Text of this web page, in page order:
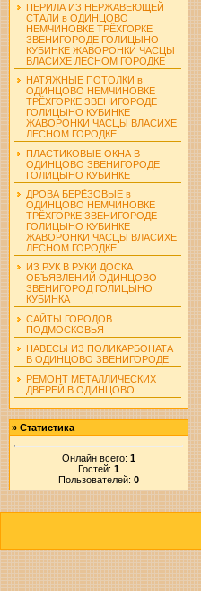
ПЕРИЛА ИЗ НЕРЖАВЕЮЩЕЙ
СТАЛИ в ОДИНЦОВО
НЕМЧИНОВКЕ ТРЁХГОРКЕ
ЗВЕНИГОРОДЕ ГОЛИЦЫНО
КУБИНКЕ ЖАВОРОНКИ ЧАСЦЫ
ВЛАСИХЕ ЛЕСНОМ ГОРОДКЕ
НАТЯЖНЫЕ ПОТОЛКИ в
ОДИНЦОВО НЕМЧИНОВКЕ
ТРЁХГОРКЕ ЗВЕНИГОРОДЕ
ГОЛИЦЫНО КУБИНКЕ
ЖАВОРОНКИ ЧАСЦЫ ВЛАСИХЕ
ЛЕСНОМ ГОРОДКЕ
ПЛАСТИКОВЫЕ ОКНА В
ОДИНЦОВО ЗВЕНИГОРОДЕ
ГОЛИЦЫНО КУБИНКЕ
ДРОВА БЕРЁЗОВЫЕ в
ОДИНЦОВО НЕМЧИНОВКЕ
ТРЁХГОРКЕ ЗВЕНИГОРОДЕ
ГОЛИЦЫНО КУБИНКЕ
ЖАВОРОНКИ ЧАСЦЫ ВЛАСИХЕ
ЛЕСНОМ ГОРОДКЕ
ИЗ РУК В РУКИ ДОСКА
ОБЪЯВЛЕНИЙ ОДИНЦОВО
ЗВЕНИГОРОД ГОЛИЦЫНО
КУБИНКА
САЙТЫ ГОРОДОВ
ПОДМОСКОВЬЯ
НАВЕСЫ ИЗ ПОЛИКАРБОНАТА
В ОДИНЦОВО ЗВЕНИГОРОДЕ
РЕМОНТ МЕТАЛЛИЧЕСКИХ
ДВЕРЕЙ В ОДИНЦОВО
» Статистика
Онлайн всего: 1
Гостей: 1
Пользователей: 0